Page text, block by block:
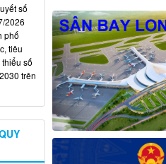
số
2026
phố
tiêu
số
trên